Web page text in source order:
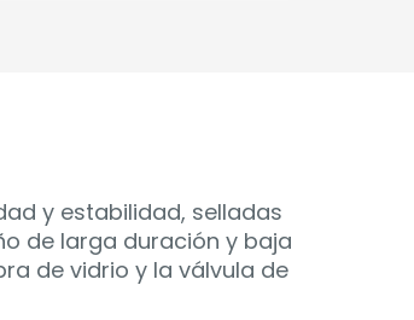
y estabilidad, selladas
de larga duración y baja
de vidrio y la válvula de